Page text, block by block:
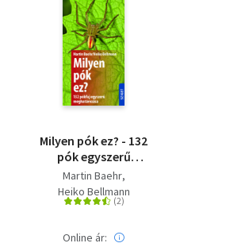
Természettudomány
Történelem
Milyen pók ez? - 132
pók egyszerű
meghatározása
Martin Baehr
Heiko Bellmann
Online ár: